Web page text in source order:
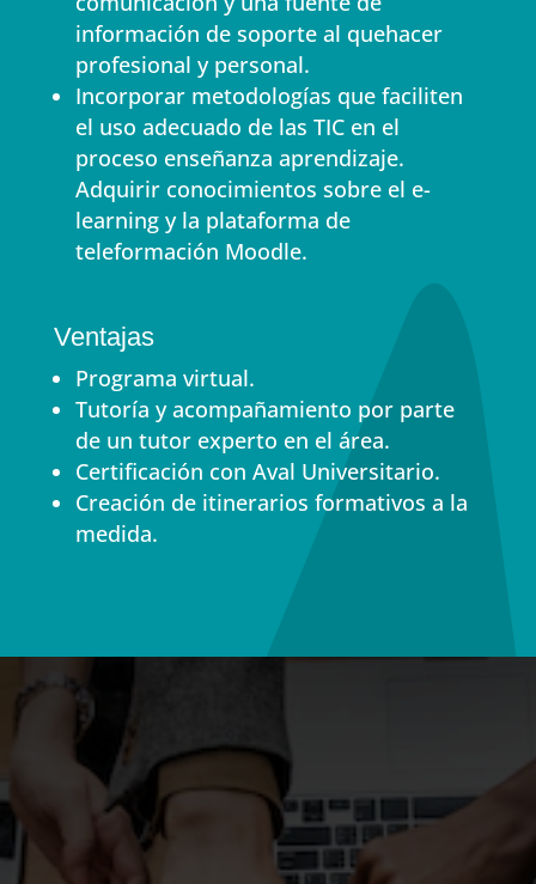
información de soporte al quehacer
profesional y personal.
Incorporar metodologías que faciliten
el uso adecuado de las TIC en el
proceso enseñanza aprendizaje.
Adquirir conocimientos sobre el e-
learning y la plataforma de
teleformación Moodle.
Ventajas
Programa virtual.
Tutoría y acompañamiento por parte
de un tutor experto en el área.
Certificación con Aval Universitario.
Creación de itinerarios formativos a la
medida.